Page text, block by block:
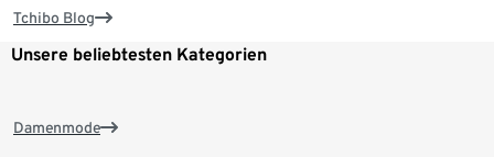
Tchibo Blog
Unsere beliebtesten Kategorien
Damenmode